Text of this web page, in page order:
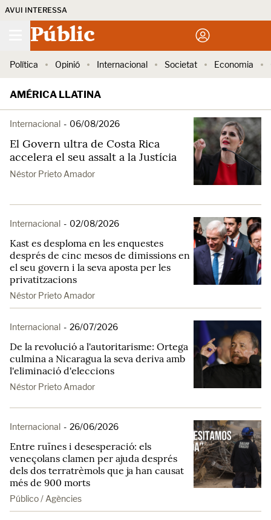
AVUI INTERESSA
Públic
Política Opinió Internacional Societat Economia
AMÉRICA LLATINA
Internacional - 06/08/2026
El Govern ultra de Costa Rica
accelera el seu assalt a la Justícia
Néstor Prieto Amador
Internacional - 02/08/2026
Kast es desploma en les enquestes
després de cinc mesos de dimissions en
el seu govern i la seva aposta per les
privatitzacions
Néstor Prieto Amador
Internacional - 26/07/2026
De la revolució a l'autoritarisme: Ortega
culmina a Nicaragua la seva deriva amb
l'eliminació d'eleccions
Néstor Prieto Amador
Internacional - 26/06/2026
Entre ruïnes i desesperació: els
veneçolans clamen per ajuda després
dels dos terratrèmols que ja han causat
més de 900 morts
Público / Agències